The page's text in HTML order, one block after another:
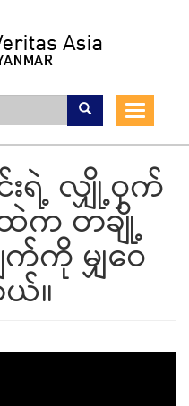
Toggle
းရဲ့ လျှို့ဝှက်
ထဲက တချို့
ကို မျှဝေ
ယ်။